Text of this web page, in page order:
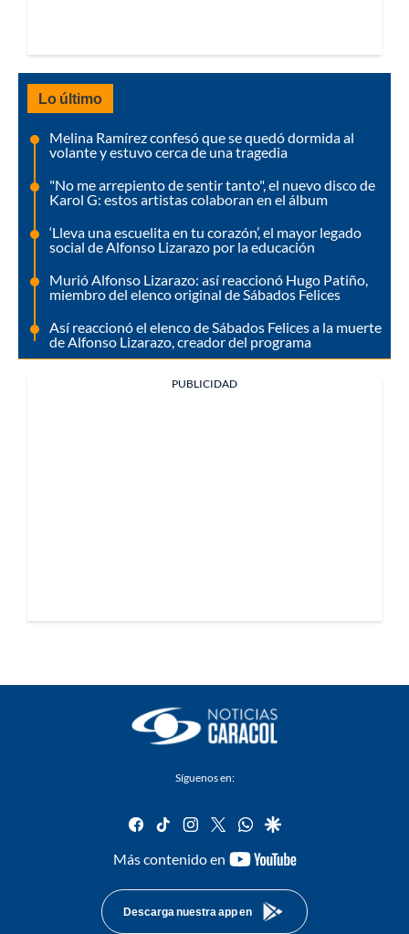
Lo último
Melina Ramírez confesó que se quedó dormida al
volante y estuvo cerca de una tragedia
"No me arrepiento de sentir tanto", el nuevo disco de
Karol G: estos artistas colaboran en el álbum
‘Lleva una escuelita en tu corazón’, el mayor legado
social de Alfonso Lizarazo por la educación
Murió Alfonso Lizarazo: así reaccionó Hugo Patiño,
miembro del elenco original de Sábados Felices
Así reaccionó el elenco de Sábados Felices a la muerte
de Alfonso Lizarazo, creador del programa
PUBLICIDAD
Síguenos en:
facebook
tiktok instagram
twitterwhatsapp
google
Más contenido en
youtube-
Descarga nuestra app en